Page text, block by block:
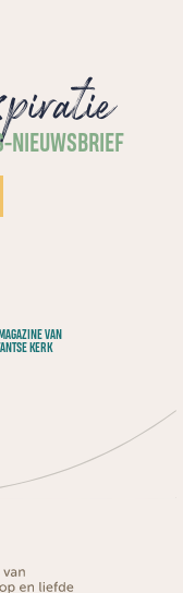
NIEUWSBRIEF
VAN
KERK